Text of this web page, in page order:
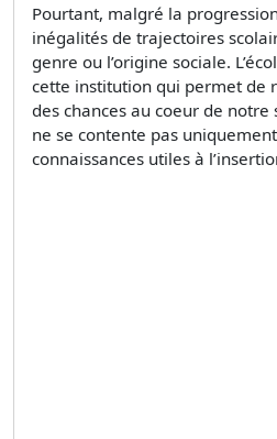
Pourtant, malgré la
inégalités de trajectoires
genre ou l’origine sociale.
cette institution qui permet de
des chances au coeur de notre
ne se contente pas
connaissances utiles à